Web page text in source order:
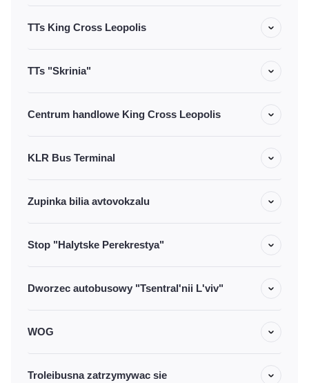
TTs King Cross Leopolis
TTs "Skrinia"
Centrum handlowe King Cross Leopolis
KLR Bus Terminal
Zupinka bilia avtovokzalu
Stop "Halytske Perekrestya"
Dworzec autobusowy "Tsentral'nii L'viv"
WOG
Troleibusna zatrzymywac sie